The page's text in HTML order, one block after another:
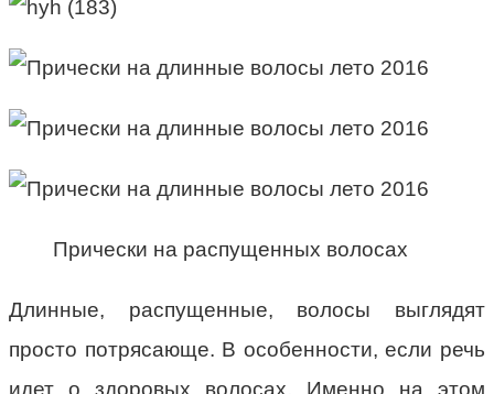
Прически на распущенных волосах
Длинные, распущенные, волосы выглядят
просто потрясающе. В особенности, если речь
идет о здоровых волосах. Именно на этом